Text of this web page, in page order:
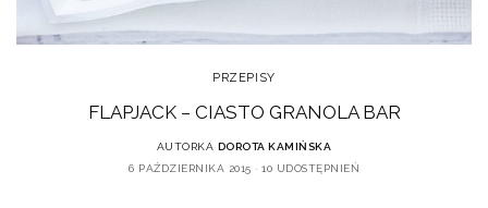
PRZEPISY
FLAPJACK – CIASTO GRANOLA BAR
AUTORKA DOROTA KAMIŃSKA
6 PAŹDZIERNIKA 2015
10 UDOSTĘPNIEŃ